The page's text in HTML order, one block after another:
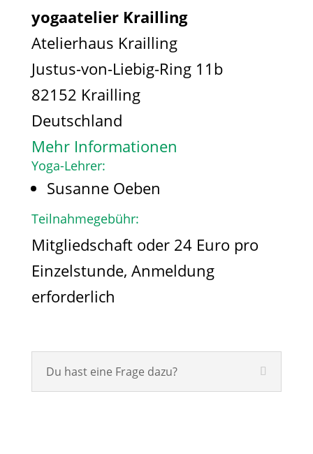
yogaatelier Krailling
Atelierhaus Krailling
Justus-von-Liebig-Ring 11b
82152 Krailling
Deutschland
Mehr Informationen
Yoga-Lehrer:
Susanne Oeben
Teilnahmegebühr:
Mitgliedschaft oder 24 Euro pro
Einzelstunde, Anmeldung
erforderlich
Du hast eine Frage dazu?